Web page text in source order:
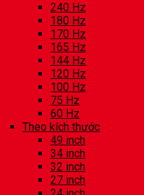
240 Hz
180 Hz
170 Hz
165 Hz
144 Hz
120 Hz
100 Hz
75 Hz
60 Hz
Theo kích thước
49 inch
34 inch
32 inch
27 inch